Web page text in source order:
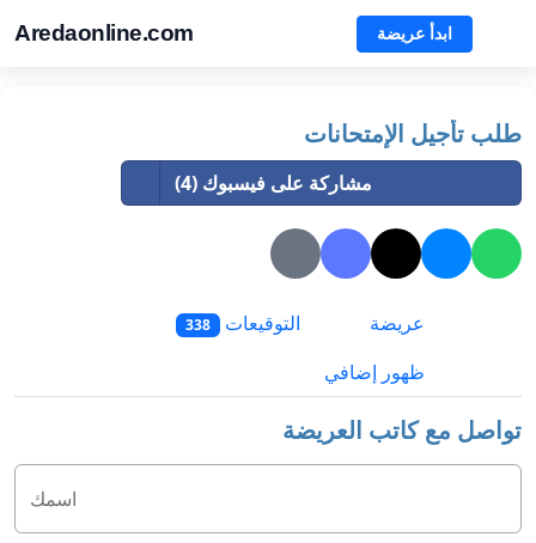
Aredaonline.com ابدأ عريضة
طلب تأجيل الإمتحانات
مشاركة على فيسبوك (4)
عريضة التوقيعات 338
ظهور إضافي
تواصل مع كاتب العريضة
اسمك